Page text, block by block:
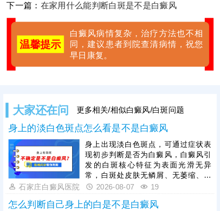
下一篇： 在家用什么能判断白斑是不是白癜风
温馨提示
白癜风病情复杂，治疗方法也不相
同，建议患者到院查清病情，祝您
早日康复。
大家还在问 更多相关/相似白癜风/白斑问题
身上的淡白色斑点怎么看是不是白癜风
身上出现淡白色斑点，可通过症状表
现初步判断是否为白癜风，白癜风引
发的白斑核心特征为表面光滑无异
常，白斑处皮肤无鳞屑、无萎缩、不
粗糙，触感与正常皮肤一致，且无瘙
斑具备扩散性，初期多为淡白色、浅
石家庄白癜风医院 2026-08-07 19
怎么判断自己身上的白是不是白癜风